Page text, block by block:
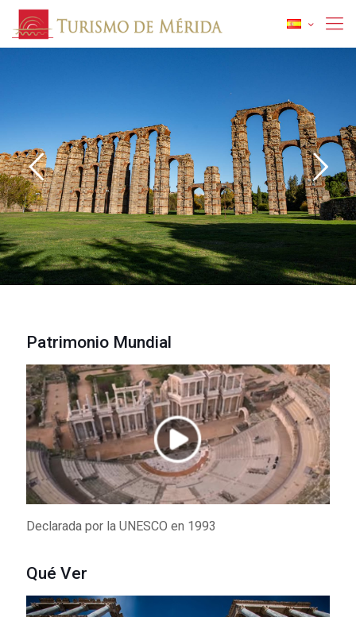
1
Mérida Imprescindible
2
Centro de la ciudad
3
Orillas del Guadiana
Patrimonio Mundial
Declarada por la UNESCO en 1993
Qué Ver